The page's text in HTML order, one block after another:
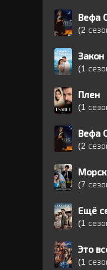
Вефа
(2
(1
Плен
(1
Вефа
(2
(7
Ещё
(1
Это
(1